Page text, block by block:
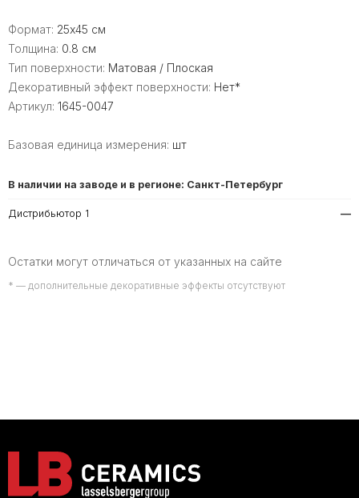
Формат: 25x45 см
Толщина: 0.8 см
Тип поверхности: Матовая / Плоская
Декоративный эффект поверхности: Нет*
Артикул: 1645-0047
Базовая единица измерения: шт
В наличии на заводе и в регионе: Санкт-Петербург
Дистрибьютор 1 —
Остатки могут отличаться от указанных на сайте
* — дополнительные декоративные эффекты отсутствуют